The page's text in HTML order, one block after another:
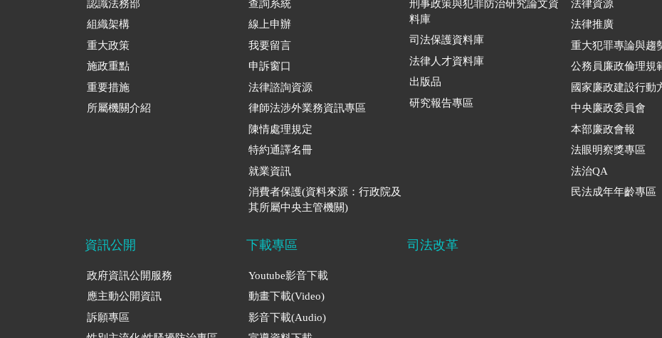
認識法務部
組織架構
重大政策
施政重點
重要措施
所屬機關介紹
查詢系統
線上申辦
我要留言
申訴窗口
法律諮詢資源
律師法涉外業務資訊專區
陳情處理規定
特約通譯名冊
就業資訊
消費者保護(資料來源：行政院及
其所屬中央主管機關)
刑事政策與犯罪防治研究論文資
料庫
司法保護資料庫
法律人才資料庫
出版品
研究報告專區
法律資源
法律推廣
重大犯罪專論與趨
公務員廉政倫理規
國家廉政建設行動
中央廉政委員會
本部廉政會報
法眼明察獎專區
法治QA
民法成年年齡專區
資訊公開
政府資訊公開服務
應主動公開資訊
訴願專區
下載專區
Youtube影音下載
動畫下載(Video)
影音下載(Audio)
司法改革